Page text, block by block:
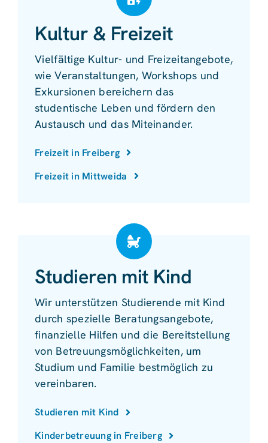
Kultur & Freizeit
Vielfältige Kultur- und Freizeitangebote,
wie Veranstaltungen, Workshops und
Exkursionen bereichern das
studentische Leben und fördern den
Austausch und das Miteinander.
Freizeit in Freiberg
Freizeit in Mittweida
Studieren mit Kind
Wir unterstützen Studierende mit Kind
durch spezielle Beratungsangebote,
finanzielle Hilfen und die Bereitstellung
von Betreuungsmöglichkeiten, um
Studium und Familie bestmöglich zu
vereinbaren.
Studieren mit Kind
Kinderbetreuung in Freiberg